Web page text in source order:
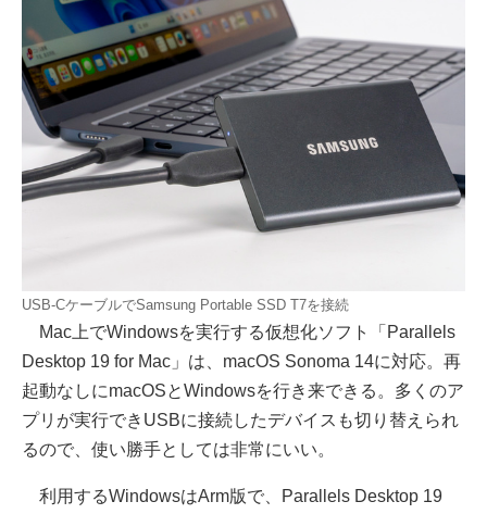
USB-CケーブルでSamsung Portable SSD T7を接続
Mac上でWindowsを実行する仮想化ソフト「Parallels
Desktop 19 for Mac」は、macOS Sonoma 14に対応。再
起動なしにmacOSとWindowsを行き来できる。多くのア
プリが実行できUSBに接続したデバイスも切り替えられ
るので、使い勝手としては非常にいい。
利用するWindowsはArm版で、Parallels Desktop 19